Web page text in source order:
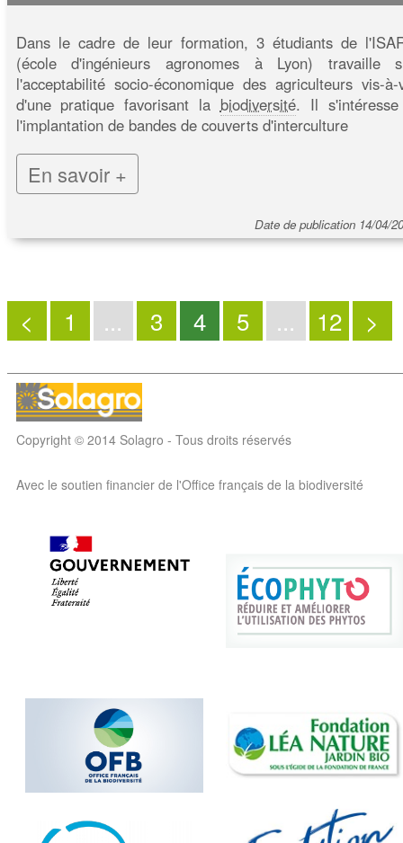
Dans le cadre de leur formation, 3 étudiants de
(école d'ingénieurs agronomes à Lyon) travaille
l'acceptabilité socio-économique des agriculteurs vis-à-
d'une pratique favorisant la biodiversité. Il
l'implantation de bandes de couverts d'interculture
En savoir +
Date de publication 14/04/
< 1 ... 3 4 5 ... 12 >
Copyright © 2014 Solagro - Tous droits réservés
Avec le soutien financier de l'Office français de la biodiversité